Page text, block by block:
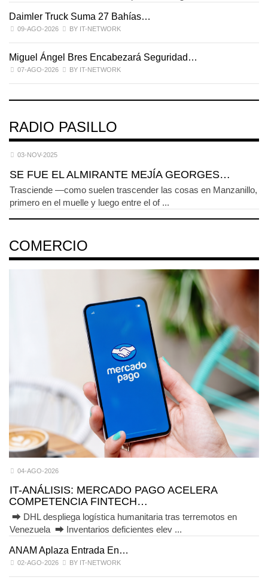
Daimler Truck Suma 27 Bahías…
09-AGO-2026 BY IT-NETWORK
Miguel Ángel Bres Encabezará Seguridad…
07-AGO-2026 BY IT-NETWORK
RADIO PASILLO
03-NOV-2025
SE FUE EL ALMIRANTE MEJÍA GEORGES…
Trasciende —como suelen trascender las cosas en Manzanillo,
primero en el muelle y luego entre el of ...
COMERCIO
04-AGO-2026
IT-ANÁLISIS: MERCADO PAGO ACELERA
COMPETENCIA FINTECH…
⮕ DHL despliega logística humanitaria tras terremotos en
Venezuela ⮕ Inventarios deficientes elev ...
ANAM Aplaza Entrada En…
02-AGO-2026 BY IT-NETWORK